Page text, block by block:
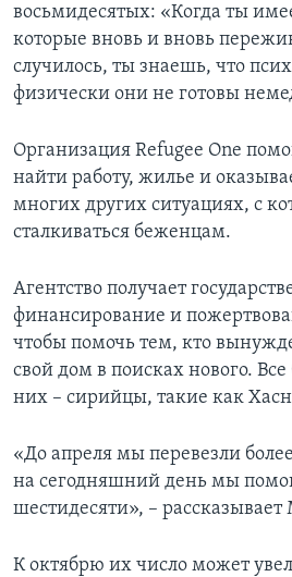
восьмидесятых: «Когда ты
которые вновь и вновь
случилось, ты знаешь, что
физически они не готовы
Организация Refugee One
найти работу, жилье и
многих других ситуациях, с
сталкиваться беженцам.
Агентство получает
финансирование и
чтобы помочь тем, кто
свой дом в поисках нового.
них – сирийцы, такие как
«До апреля мы перевезли
на сегодняшний день мы
шестидесяти», –
К октябрю их число может